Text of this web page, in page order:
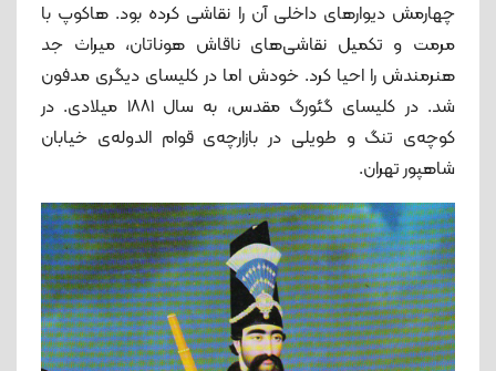
چهارمش دیوارهای داخلی آن را نقاشی کرده بود. هاکوپ با
مرمت و تکمیل نقاشی‌های ناقاش هوناتان، میراث جد
هنرمندش را احیا کرد. خودش اما در کلیسای دیگری مدفون
شد. در کلیسای گئورگ مقدس، به سال ۱۸۸۱ میلادی. در
کوچه‌ی تنگ و طویلی در بازارچه‌ی قوام الدوله‌ی خیابان
شاهپور تهران.